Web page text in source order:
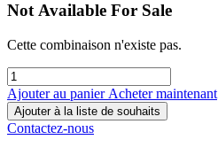
Not Available For Sale
Cette combinaison n'existe pas.
Ajouter au panier Acheter maintenant
Ajouter à la liste de souhaits
Contactez-nous